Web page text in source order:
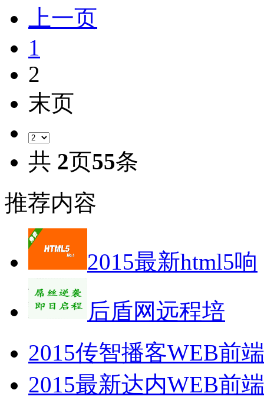
上一页
1
2
末页
共 2页55条
推荐内容
2015最新html5响
后盾网远程培
2015传智播客WEB前
2015最新达内WEB前